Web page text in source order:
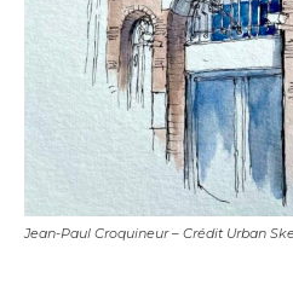
* Champ obligatoire
Statut / Organisation
J'accepte lestermes et
* Champ obligatoire
Jean-Paul Croquineur – Crédit Urban